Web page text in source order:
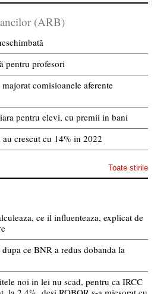
(ARB)
pentru profesori
comisioanele aferente
pentru elevi, cu premii in bani
crescut cu 14% in 2022
Toate stirile
ce il influenteaza, explicat de
ce BNR a redus dobanda la
noi in lei nu scad, pentru ca IRCC